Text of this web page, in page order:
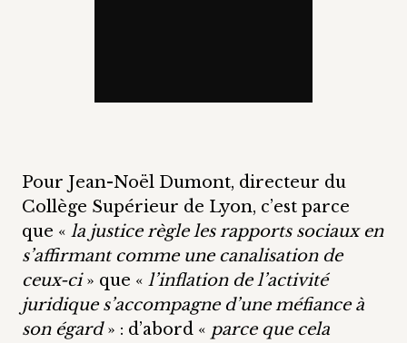
Pour Jean-Noël Dumont, directeur du
Collège Supérieur de Lyon, c’est parce
que « la justice règle les rapports sociaux en
s’affirmant comme une canalisation de
ceux-ci» que « l’inflation de l’activité
juridique s’accompagne d’une méfiance à
son égard» : d’abord « parce que cela